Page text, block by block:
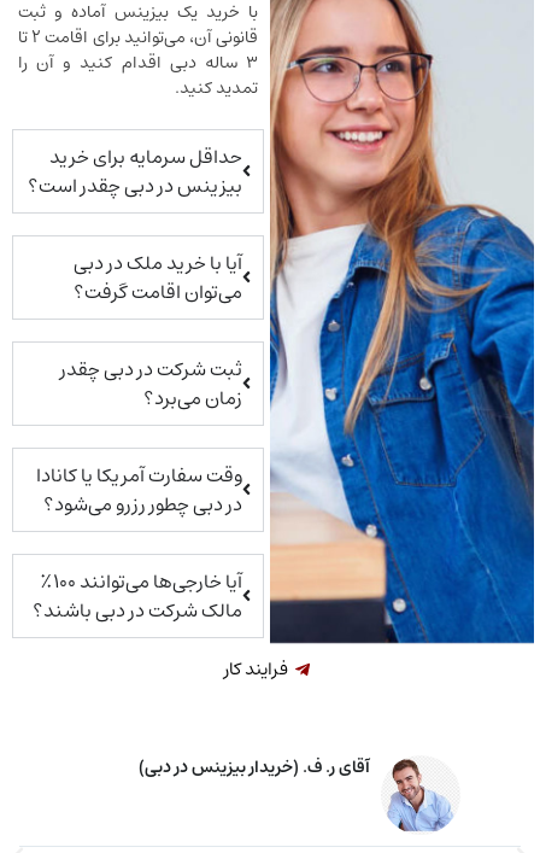
با خرید یک بیزینس آماده و ثبت
قانونی آن، می‌توانید برای اقامت ۲ تا
۳ ساله دبی اقدام کنید و آن را
تمدید کنید.
حداقل سرمایه برای خرید
بیزینس در دبی چقدر است؟
آیا با خرید ملک در دبی
می‌توان اقامت گرفت؟
ثبت شرکت در دبی چقدر
زمان می‌برد؟
وقت سفارت آمریکا یا کانادا
در دبی چطور رزرو می‌شود؟
آیا خارجی‌ها می‌توانند ۱۰۰٪
مالک شرکت در دبی باشند؟
خانم م. ق. (خریدار ملک در دبی)